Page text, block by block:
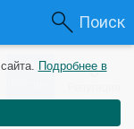
Поиск
0 0
Подробнее в